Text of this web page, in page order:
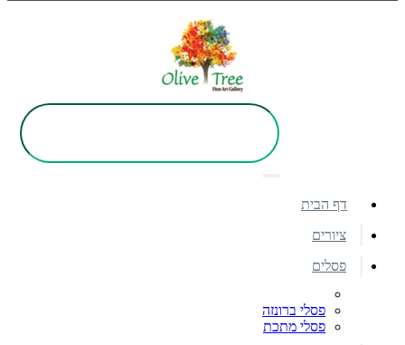
דף הבית
ציורים
פסלים
פסלי ברונזה
פסלי מתכת